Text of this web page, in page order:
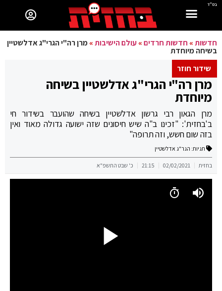
בס"ד
חדשות» חדשות חרדים»עולם הישיבות»מרן רה"י הגרי"ג אדלשטיין
בשיחה מיוחדת
שידור חוזר
מרן רה"י הגרי"ג אדלשטיין בשיחה
מיוחדת
מרן הגאון רבי גרשון אדלשטיין בשיחה שהועבר בשידור חי
ב'בחזית': "זכינו ב"ה שיש חיסונים שזה ישועה גדולה מאוד ואין
בזה שום חשש, וזה תרופה"
תגיות: הגר"ג אדלשטיין
בחזית 02/02/2021
21:15 כ' שבט התשפ"א